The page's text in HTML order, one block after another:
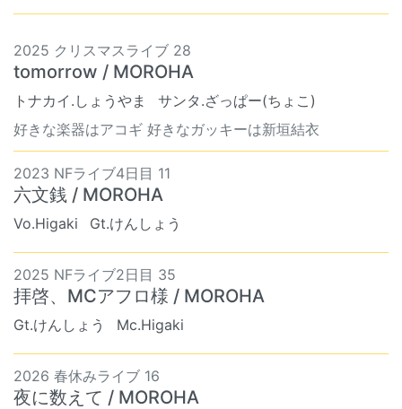
2025 クリスマスライブ 28
tomorrow / MOROHA
トナカイ.しょうやま
サンタ.ざっぱー(ちょこ)
好きな楽器はアコギ 好きなガッキーは新垣結衣
2023 NFライブ4日目 11
六文銭 / MOROHA
Vo.Higaki Gt.けんしょう
2025 NFライブ2日目 35
拝啓、MCアフロ様 / MOROHA
Gt.けんしょう Mc.Higaki
2026 春休みライブ 16
夜に数えて / MOROHA